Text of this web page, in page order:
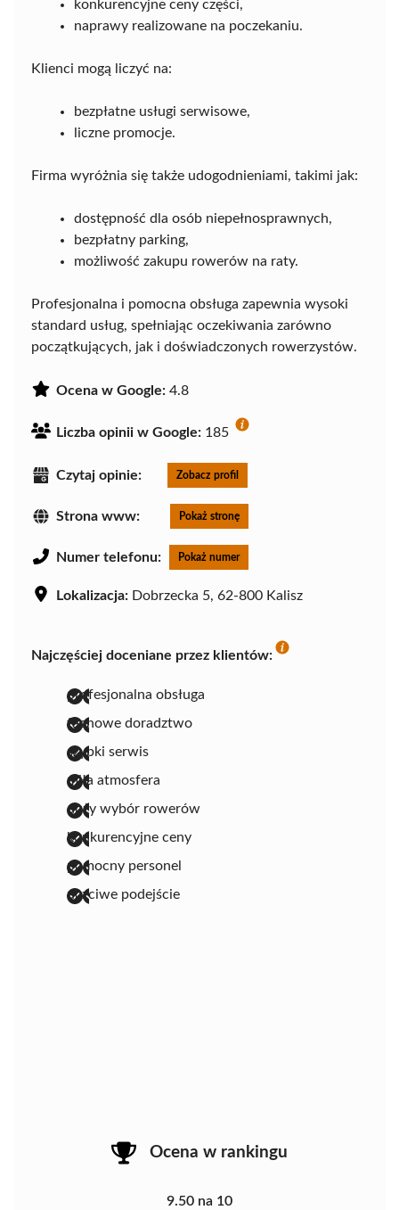
konkurencyjne ceny części,
naprawy realizowane na poczekaniu.
Klienci mogą liczyć na:
bezpłatne usługi serwisowe,
liczne promocje.
Firma wyróżnia się także udogodnieniami, takimi jak:
dostępność dla osób niepełnosprawnych,
bezpłatny parking,
możliwość zakupu rowerów na raty.
Profesjonalna i pomocna obsługa zapewnia wysoki
standard usług, spełniając oczekiwania zarówno
początkujących, jak i doświadczonych rowerzystów.
Ocena w Google: 4.8
Liczba opinii w Google: 185
Czytaj opinie: Zobacz profil
Strona www: Pokaż stronę
Numer telefonu: Pokaż numer
Lokalizacja: Dobrzecka 5, 62-800 Kalisz
Najczęściej doceniane przez klientów:
profesjonalna obsługa
fachowe doradztwo
szybki serwis
miła atmosfera
duży wybór rowerów
konkurencyjne ceny
pomocny personel
uczciwe podejście
Ocena w rankingu
9.50 na 10